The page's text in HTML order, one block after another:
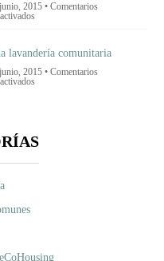
2015 • Comentarios
en
de
cohousing
lavandería comunitaria
2015 • Comentarios
en